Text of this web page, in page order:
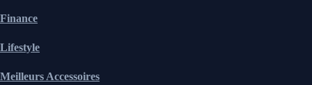
Finance
Lifestyle
Meilleurs Accessoires